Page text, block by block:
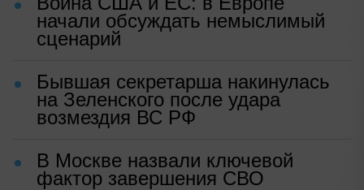
начали обсуждать немыслимый
сценарий
Бывшая секретарша накинулась
на Зеленского после удара
возмездия ВС РФ
В Москве назвали ключевой
фактор завершения СВО